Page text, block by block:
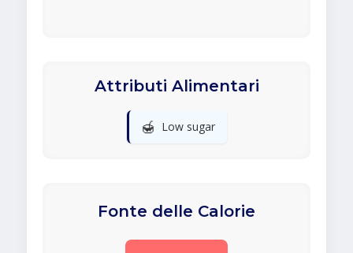
Attributi Alimentari
🍯 Low sugar
Fonte delle Calorie